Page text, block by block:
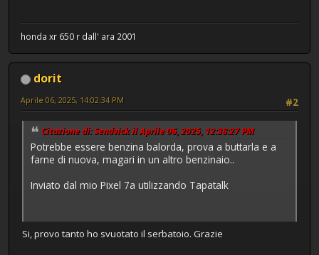
honda xr 650 r dall' ara 2001
dorit
#2
Aprile 06, 2025, 14:02:34 PM
Citazione di: Sendvick il Aprile 06, 2025, 12:38:27 PM
Potrebbe essere benzina balorda, prova a buttarla e a
farne di nuova, magari in un altro benzinaio..
Inviato dal mio Pixel 7a utilizzando Tapatalk
Si, provo tanto ho svuotato il serbatoio. Grazie